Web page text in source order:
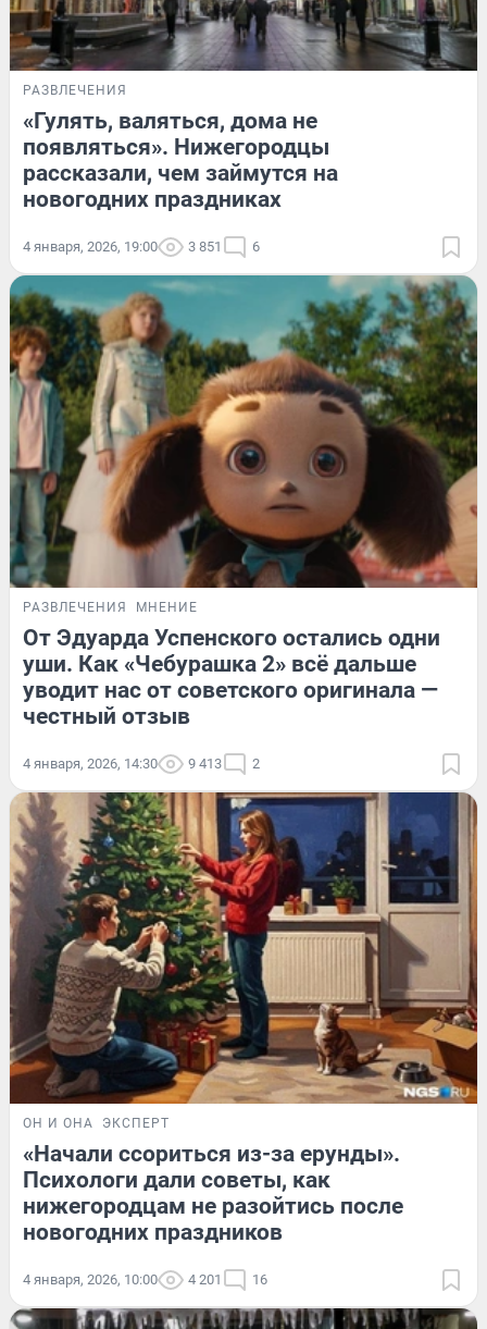
РАЗВЛЕЧЕНИЯ
«Гулять, валяться, дома не
появляться». Нижегородцы
рассказали, чем займутся на
новогодних праздниках
4 января, 2026, 19:00 3 851 6
РАЗВЛЕЧЕНИЯ МНЕНИЕ
От Эдуарда Успенского остались одни
уши. Как «Чебурашка 2» всё дальше
уводит нас от советского оригинала —
честный отзыв
4 января, 2026, 14:30 9 413 2
ОН И ОНА ЭКСПЕРТ
«Начали ссориться из-за ерунды».
Психологи дали советы, как
нижегородцам не разойтись после
новогодних праздников
4 января, 2026, 10:00 4 201 16